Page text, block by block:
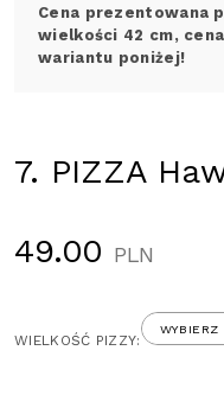
Cena prezentowana
wielkości 42 cm,
wariantu poniżej!
7. PIZZA
49.00 PLN
WIELKOŚĆ PIZZY: